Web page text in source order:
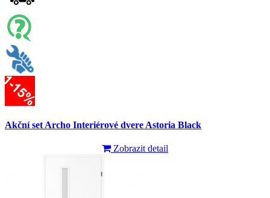
Akční set Archo Interiérové dvere Astoria Black
Zobrazit detail